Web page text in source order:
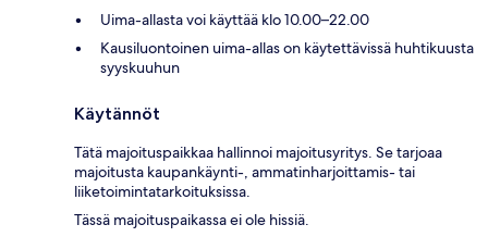
Uima-allasta voi käyttää klo 10.00–22.00
Kausiluontoinen uima-allas on käytettävissä huhtikuusta
syyskuuhun
Käytännöt
Tätä majoituspaikkaa hallinnoi majoitusyritys. Se tarjoaa
majoitusta kaupankäynti-, ammatinharjoittamis- tai
liiketoimintatarkoituksissa.
Tässä majoituspaikassa ei ole hissiä.